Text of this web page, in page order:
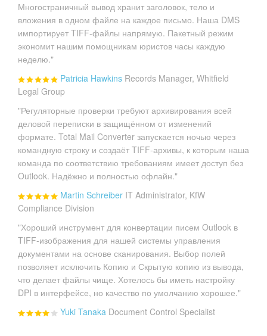
Многостраничный вывод хранит заголовок, тело и
вложения в одном файле на каждое письмо. Наша DMS
импортирует TIFF-файлы напрямую. Пакетный режим
экономит нашим помощникам юристов часы каждую
неделю."
Patricia Hawkins Records Manager, Whitfield
Legal Group
"Регуляторные проверки требуют архивирования всей
деловой переписки в защищённом от изменений
формате. Total Mail Converter запускается ночью через
командную строку и создаёт TIFF-архивы, к которым наша
команда по соответствию требованиям имеет доступ без
Outlook. Надёжно и полностью офлайн."
Martin Schreiber IT Administrator, KfW
Compliance Division
"Хороший инструмент для конвертации писем Outlook в
TIFF-изображения для нашей системы управления
документами на основе сканирования. Выбор полей
позволяет исключить Копию и Скрытую копию из вывода,
что делает файлы чище. Хотелось бы иметь настройку
DPI в интерфейсе, но качество по умолчанию хорошее."
Yuki Tanaka Document Control Specialist